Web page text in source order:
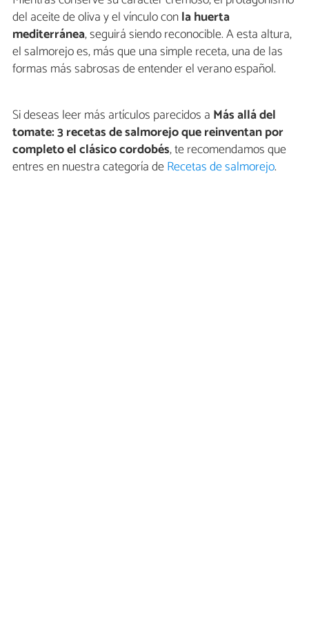
del aceite de oliva y el vínculo conla huerta
mediterránea, seguirá siendo reconocible. A esta altura,
el salmorejo es, más que una simple receta, una de las
formas más sabrosas de entender el verano español.
Si deseas leer más artículos parecidos a Más allá del
tomate: 3 recetas de salmorejo que reinventan por
completo el clásico cordobés, te recomendamos que
entres en nuestra categoría deRecetas de salmorejo.